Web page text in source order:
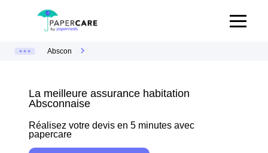
Abscon
La meilleure assurance habitation
Absconnaise
Réalisez votre devis en 5 minutes avec
papercare